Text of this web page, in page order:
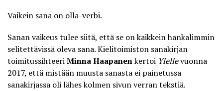
Vaikein sana on olla-verbi.
Sanan vaikeus tulee siitä, että se on kaikkein hankalimmin
selitettävissä oleva sana. Kielitoimiston sanakirjan
toimitussihteeriMinna Haapanenkertoi Ylellevuonna
2017, että mistään muusta sanasta ei painetussa
sanakirjassa oli lähes kolmen sivun verran tekstiä.